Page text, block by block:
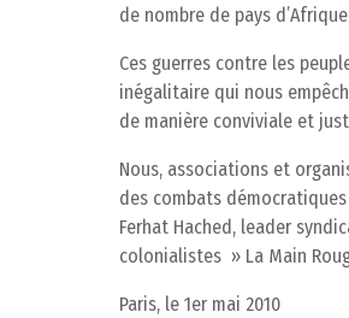
de nombre de pays
Ces guerres contre les
inégalitaire qui nous
de manière conviviale et
Nous, associations et
des combats
Ferhat Hached, leader
colonialistes » La Main
Paris, le 1er mai 2010